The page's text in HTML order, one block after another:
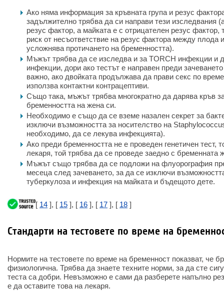
Ако няма информация за кръвната група и резус
задължително трябва да си направи тези изследвания
резус фактор, а майката е с отрицателен резус фактор,
риск от несъответствие на резус фактора между плода
усложнява протичането на бременността).
Мъжът трябва да се изследва и за TORCH инфекции и
инфекции, дори ако тестът е направен преди
важно, ако двойката продължава да прави секс по
използва контактни контрацептиви.
Също така, мъжът трябва многократно да дарява
бременността на жена си.
Необходимо е също да се вземе назален секрет за
изключи възможността за носителство на
необходимо, да се лекува инфекцията).
Ако преди бременността не е проведен генетичен тест,
лекаря, той трябва да се проведе заедно с бременната
Мъжът също трябва да се подложи на флуорография
месеца след зачеването, за да се изключи
туберкулоза и инфекция на майката и бъдещото дете.
[ 14 ], [ 15 ], [ 16 ], [ 17 ], [ 18 ]
Стандарти на тестовете по време на
Нормите на тестовете по време на бременност показват, че
физиологична. Трябва да знаете техните норми, за да сте
теста са добри. Невъзможно е сами да разберете напълно
е да оставите това на лекаря.